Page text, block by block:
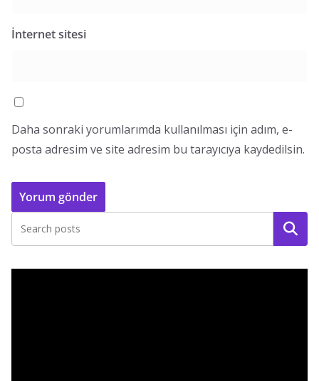
İnternet sitesi
Daha sonraki yorumlarımda kullanılması için adım, e-
posta adresim ve site adresim bu tarayıcıya kaydedilsin.
Ara